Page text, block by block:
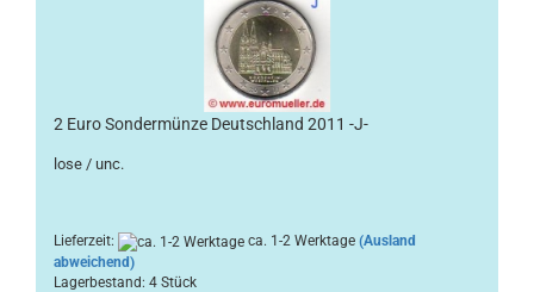
2 Euro Sondermünze Deutschland 2011 -J-
lose / unc.
Lieferzeit: ca. 1-2 Werktage (Ausland
abweichend)
Lagerbestand: 4 Stück